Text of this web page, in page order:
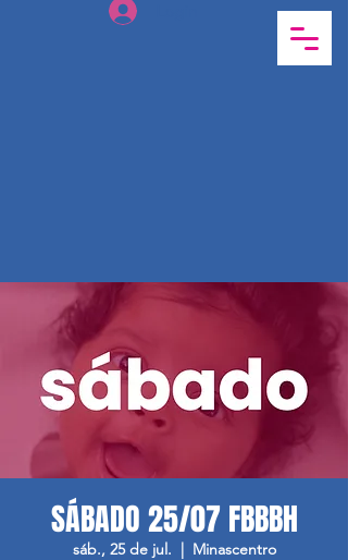
SÁBADO 25/07 FBBBH
sáb., 25 de jul.
  |
Minascentro